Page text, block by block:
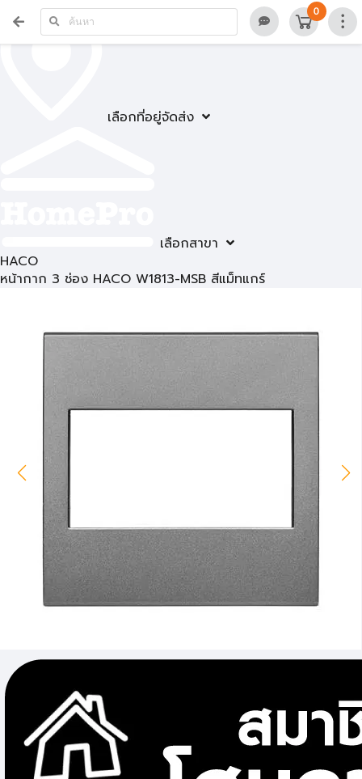
เลือกที่อยู่จัดส่ง
เลือกสาขา
0
HACO
หน้ากาก 3 ช่อง HACO W1813-MSB สีแม็ทแกร์